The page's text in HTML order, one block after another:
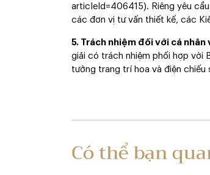
articleId=406415). Riêng yêu
các đơn vị tư vấn thiết kế, các
5. Trách nhiệm đối với cá nhân
giải có trách nhiệm phối hợp với
tưởng trang trí hoa và điện chiếu
Có thể bạn